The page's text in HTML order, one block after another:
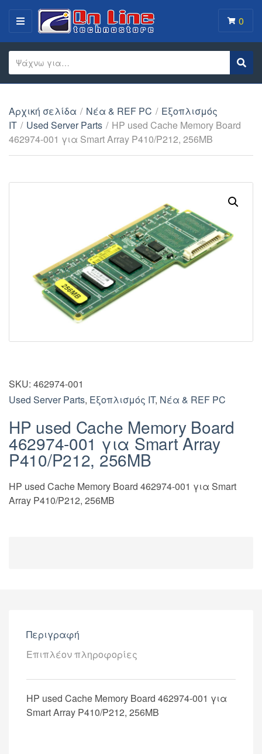
MENU
Category name
Search text
0
Αρχική σελίδα / Νέα & REF PC / Εξοπλισμός
IT / Used Server Parts / HP used Cache Memory Board
462974-001 για Smart Array P410/P212, 256MB
SKU: 462974-001
Used Server Parts, Εξοπλισμός IT, Νέα & REF PC
HP used Cache Memory Board
462974-001 για Smart Array
P410/P212, 256MB
HP used Cache Memory Board 462974-001 για Smart
Array P410/P212, 256MB
Περιγραφή
Επιπλέον πληροφορίες
HP used Cache Memory Board 462974-001 για
Smart Array P410/P212, 256MB